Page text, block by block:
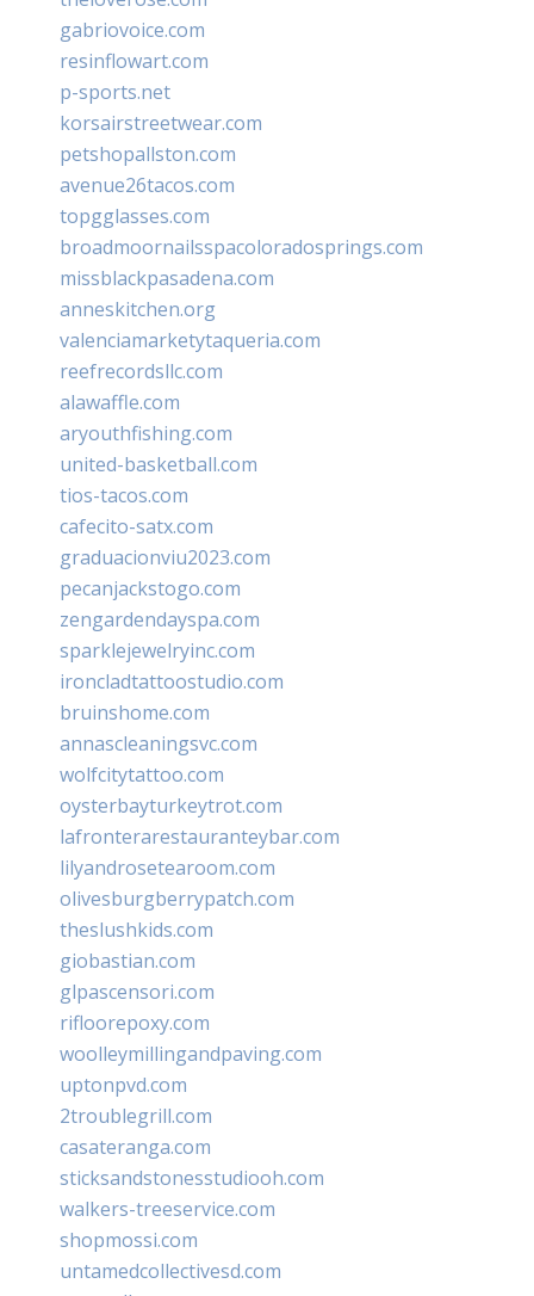
gabriovoice.com
resinflowart.com
p-sports.net
korsairstreetwear.com
petshopallston.com
avenue26tacos.com
topgglasses.com
broadmoornailsspacoloradosprings.com
missblackpasadena.com
anneskitchen.org
valenciamarketytaqueria.com
reefrecordsllc.com
alawaffle.com
aryouthfishing.com
united-basketball.com
tios-tacos.com
cafecito-satx.com
graduacionviu2023.com
pecanjackstogo.com
zengardendayspa.com
sparklejewelryinc.com
ironcladtattoostudio.com
bruinshome.com
annascleaningsvc.com
wolfcitytattoo.com
oysterbayturkeytrot.com
lafronterarestauranteybar.com
lilyandrosetearoom.com
olivesburgberrypatch.com
theslushkids.com
giobastian.com
glpascensori.com
rifloorepoxy.com
woolleymillingandpaving.com
uptonpvd.com
2troublegrill.com
casateranga.com
sticksandstonesstudiooh.com
walkers-treeservice.com
shopmossi.com
untamedcollectivesd.com